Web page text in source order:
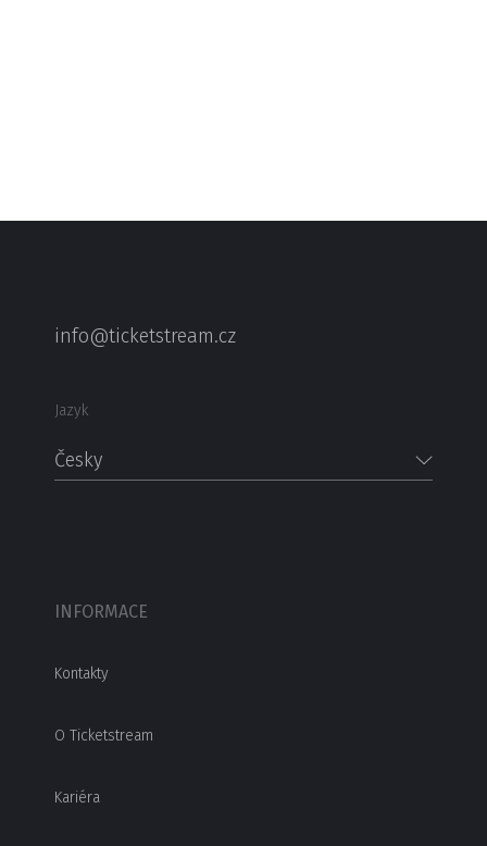
info@ticketstream.cz
Jazyk
Česky
INFORMACE
Kontakty
O Ticketstream
Kariéra